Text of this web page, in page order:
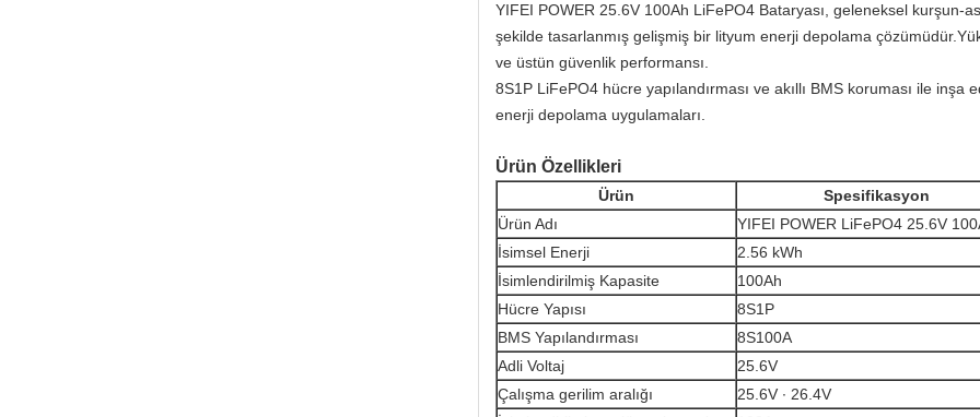
YIFEI POWER 25.6V 100Ah LiFePO4 Bataryası, geleneksel kurşun-
şekilde tasarlanmış gelişmiş bir lityum enerji depolama
ve üstün güvenlik performansı.
8S1P LiFePO4 hücre yapılandırması ve akıllı BMS koruması ile
enerji depolama uygulamaları.
Ürün Özellikleri
Ürün
Spesifikasyon
Ürün Adı
YIFEI POWER LiFePO4 25.6V
İsimsel Enerji
2.56 kWh
İsimlendirilmiş Kapasite
100Ah
Hücre Yapısı
8S1P
BMS Yapılandırması
8S100A
Adli Voltaj
25.6V
Çalışma gerilim aralığı
25.6V ∙ 26.4V